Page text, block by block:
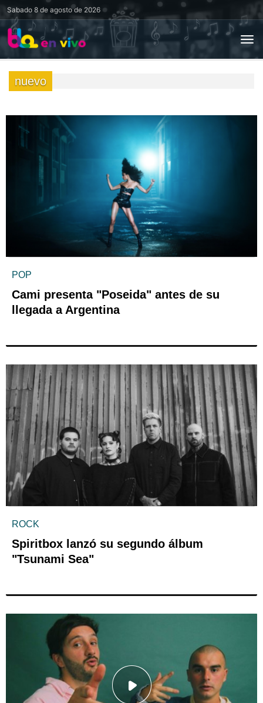
Sabado 8 de agosto de 2026
nuevo
POP
Cami presenta "Poseida" antes de su
llegada a Argentina
ROCK
Spiritbox lanzó su segundo álbum
"Tsunami Sea"